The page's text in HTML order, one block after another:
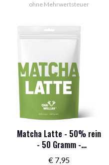
ohne Mehrwertsteuer
Matcha Latte - 50% rein
- 50 Gramm -
Probepackung Catering
€7,95